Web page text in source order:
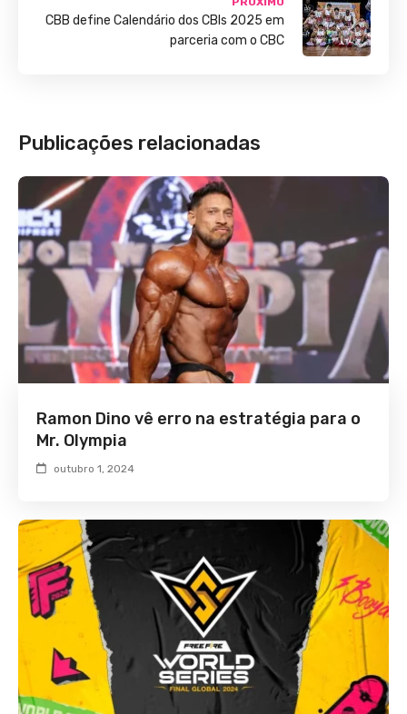
CBB define Calendário dos CBIs 2025 em
parceria com o CBC
Publicações relacionadas
Ramon Dino vê erro na estratégia para o
Mr. Olympia
outubro 1, 2024